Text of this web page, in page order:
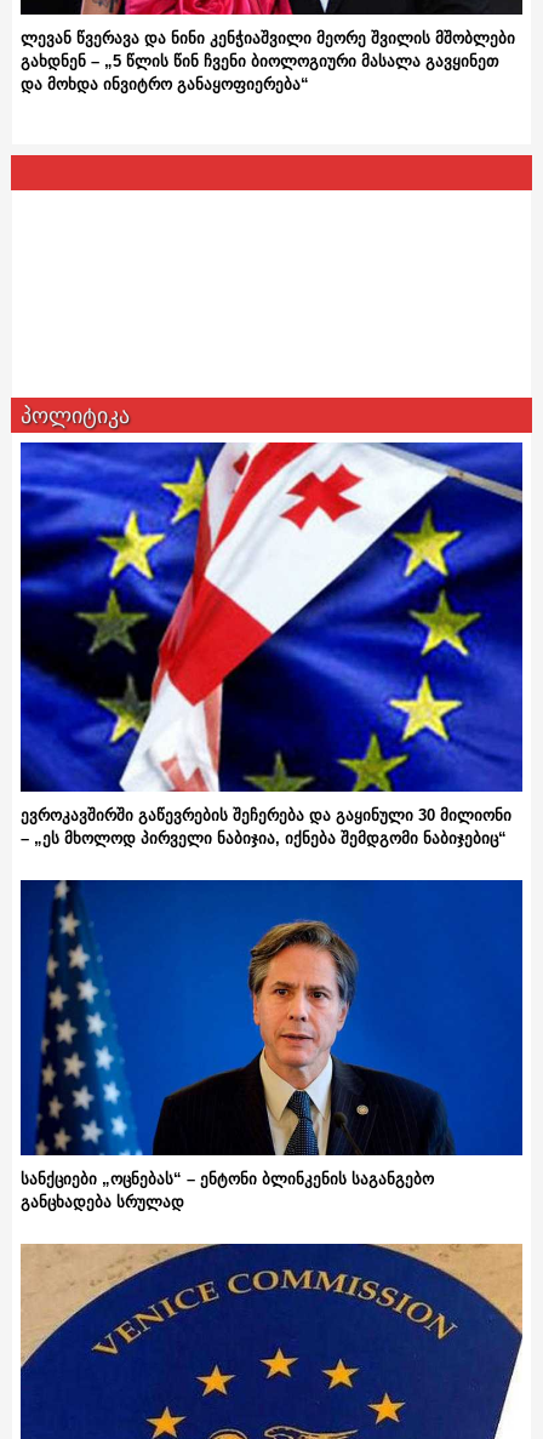
ლევან წვერავა და ნინი კენჭიაშვილი მეორე შვილის მშობლები
გახდნენ – „5 წლის წინ ჩვენი ბიოლოგიური მასალა გავყინეთ
და მოხდა ინვიტრო განაყოფიერება“
პოლიტიკა
ევროკავშირში გაწევრების შეჩერება და გაყინული 30 მილიონი
– „ეს მხოლოდ პირველი ნაბიჯია, იქნება შემდგომი ნაბიჯებიც“
სანქციები „ოცნებას“ – ენტონი ბლინკენის საგანგებო
განცხადება სრულად